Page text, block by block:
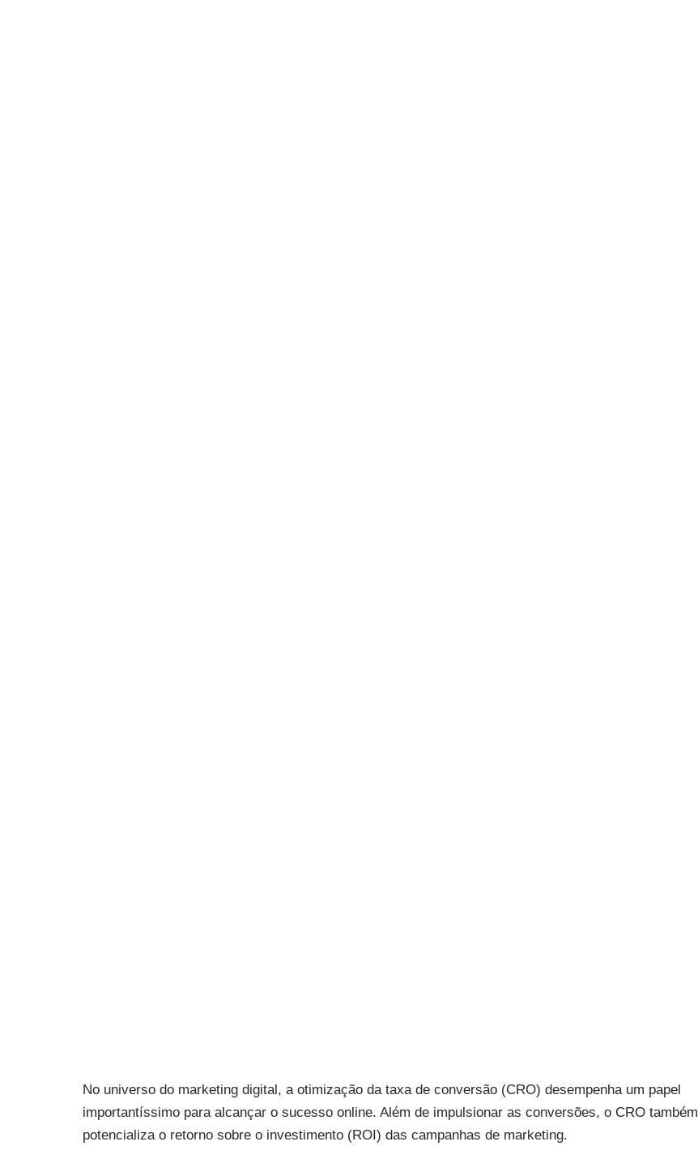
No universo do marketing digital, a otimização da taxa de conversão (CRO) desempenha um papel
importantíssimo para alcançar o sucesso online. Além de impulsionar as conversões, o CRO também
potencializa o retorno sobre o investimento (ROI) das campanhas de marketing.